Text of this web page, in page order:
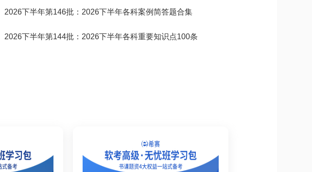
2026下半年第146批：2026下半年各科案例简答题合集
2026下半年第144批：2026下半年各科重要知识点100条